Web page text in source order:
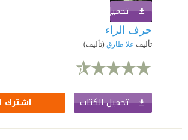
تحميل الكتاب
حرف الراء
تأليف علا طارق (تأليف)
تحميل الكتاب اشترك